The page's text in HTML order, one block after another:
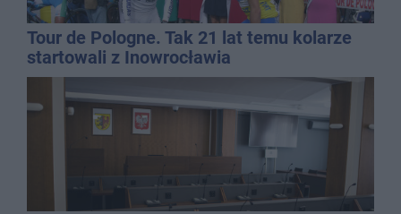
Tour de Pologne. Tak 21 lat temu kolarze
startowali z Inowrocławia